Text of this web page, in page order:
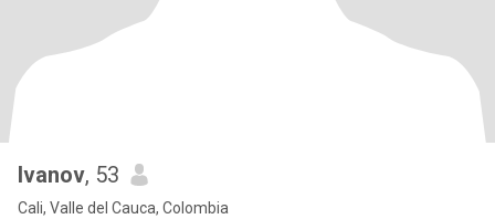
Ivanov, 53
Cali, Valle del Cauca, Colombia